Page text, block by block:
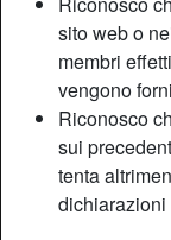
sito web o
membri
vengono
Riconosco
sui
tenta
dichiarazioni
Paese:
Provincia:
Sesso:
Sessualità:
Relazione:
Colore dei
Depilata: